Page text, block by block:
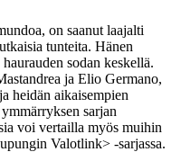
on saanut laajalti
tunteita. Hänen
sodan keskellä.
ja Elio Germano,
heidän aikaisempien
sarjan
voi vertailla myös muihin
Valotlink> -sarjassa.